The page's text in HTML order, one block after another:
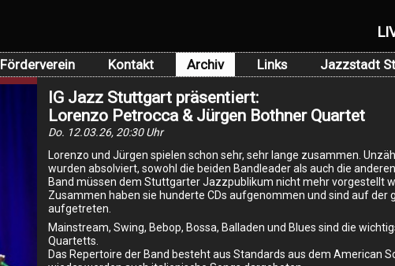
Förderverein Kontakt Archiv Links Jazzstadt
IG Jazz Stuttgart präsentiert:
Lorenzo Petrocca & Jürgen Bothner Quartet
Do. 12.03.26, 20:30 Uhr
Lorenzo und Jürgen spielen schon sehr, sehr lange zusammen.
wurden absolviert, sowohl die beiden Bandleader als auch die
Band müssen dem Stuttgarter Jazzpublikum nicht mehr vorgestellt
Zusammen haben sie hunderte CDs aufgenommen und sind auf der
aufgetreten.
Mainstream, Swing, Bebop, Bossa, Balladen und Blues sind die
Quartetts.
Das Repertoire der Band besteht aus Standards aus dem American